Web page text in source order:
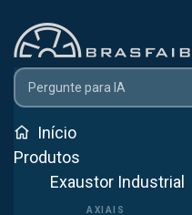
Início
Produtos
Exaustor Industrial
Home Produtos
Filtro de